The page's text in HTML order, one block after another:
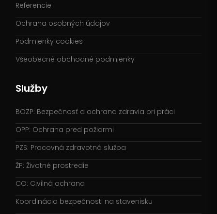
Referencie
Ochrana osobných údajov
Podmienky cookies
Všeobecné obchodné podmienky
Služby
BOZP: Bezpečnosť a ochrana zdravia pri práci
OPP: Ochrana pred požiarmi
PZS: Pracovná zdravotná služba
ŽP: Životné prostredie
CO: Civilná ochrana
Koordinácia bezpečnosti na stavenisku